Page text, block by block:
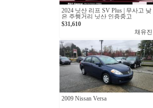
2024 닛산 리프 SV Plus | 무사고 낮
은 주행거리 닛산 인증중고
$31,610
채유진
2009 Nissan Versa